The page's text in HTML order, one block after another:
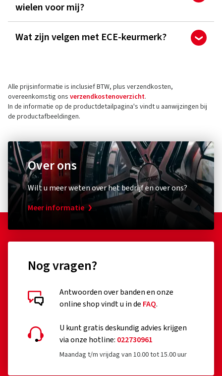
wielen voor mij?
Wat zijn velgen met ECE-keurmerk?
Alle prijsinformatie is inclusief BTW, plus verzendkosten,
overeenkomstig ons verzendkostenoverzicht.
In de informatie op de productdetailpagina's vindt u aanwijzingen bij
de productafbeeldingen.
Over ons
Wilt u meer weten over het bedrijf en over ons?
Meer informatie
Nog vragen?
Antwoorden over banden en onze
online shop vindt u in de FAQ.
U kunt gratis deskundig advies krijgen
via onze hotline: 022730961
Maandag t/m vrijdag van 10.00 tot 15.00 uur